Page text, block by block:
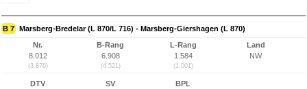
B 7 Marsberg-Bredelar (L 870/L 716) - Marsberg-Giershagen (L 870)
Nr.
8.012
(3.876)
B-Rang
6.908
(4.521)
L-Rang
1.584
(1.001)
Land
NW
DTV
SV
BPL